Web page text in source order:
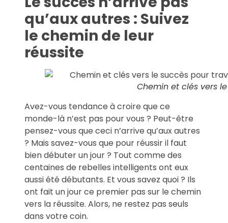
qu’aux autres : Suivez
le chemin de leur
réussite
Chemin et clés vers
Avez-vous tendance à croire que ce
monde-là n’est pas pour vous ? Peut-être
pensez-vous que ceci n’arrive qu’aux autres
? Mais savez-vous que pour réussir il faut
bien débuter un jour ? Tout comme des
centaines de rebelles intelligents ont eux
aussi été débutants. Et vous savez quoi ? Ils
ont fait un jour ce premier pas sur le chemin
vers la réussite. Alors, ne restez pas seuls
dans votre coin.